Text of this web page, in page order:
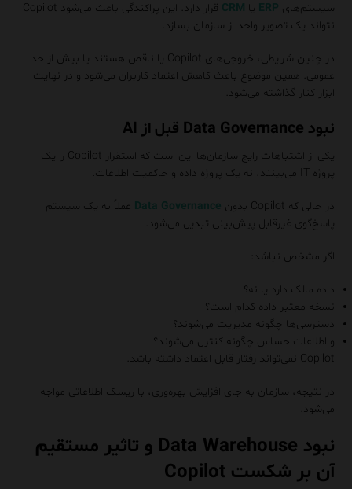
سیستم‌های ERP یا CRM
قرار دارد. این پراکندگی باعث می‌شود Copilot
نتواند یک تصویر واحد از سازمان بسازد.
در چنین شرایطی، خروجی‌های Copilot یا ناقص هستند یا بیش از حد
عمومی. همین موضوع باعث کاهش اعتماد کاربران می‌شود و در نهایت
ابزار کنار گذاشته می‌شود.
نبود Data Governance قبل از AI
یکی از اشتباهات رایج سازمان‌ها این است که استقرار Copilot را یک
پروژه IT می‌بینند، نه یک پروژه داده و حاکمیت اطلاعات.
در حالی که Copilot بدون Data Governance عملاً به یک سیستم
پاسخ‌گوی غیرقابل پیش‌بینی تبدیل می‌شود.
اگر مشخص نباشد:
داده مالک دارد یا نه؟
نسخه معتبر داده کدام است؟
دسترسی‌ها چگونه مدیریت می‌شوند؟
و اطلاعات حساس چگونه کنترل می‌شوند؟
Copilot نمی‌تواند رفتار قابل اعتماد داشته باشد.
در نتیجه، سازمان به جای افزایش بهره‌وری، با ریسک اطلاعاتی مواجه
می‌شود.
نبود Data Warehouse و تاثیر مستقیم
آن بر شکست Copilot